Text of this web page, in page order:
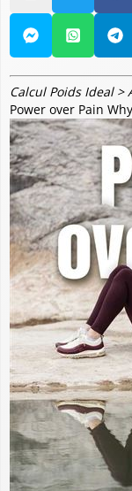
Calcul Poids Ideal >
Power over Pain